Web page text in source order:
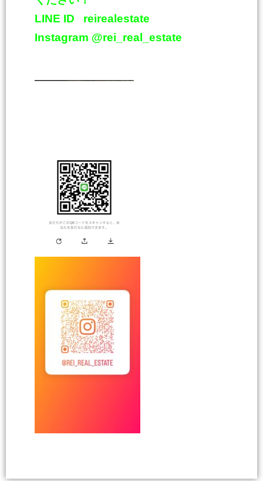
LINE ID reirealestate
Instagram @rei_real_estate